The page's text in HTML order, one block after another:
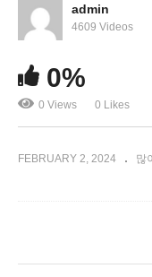
미국 연일 이란외
회피
admin
4609 Videos
0%
0 Views 0 Likes
FEBRUARY 2, 2024 많